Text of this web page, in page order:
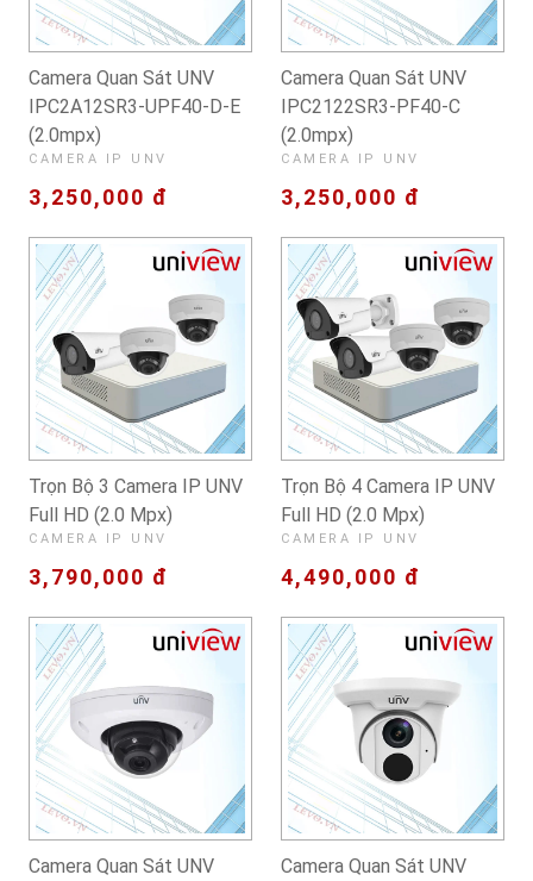
Camera Quan Sát UNV
IPC2A12SR3-UPF40-D-E
(2.0mpx)
CAMERA IP UNV
3,250,000 đ
Camera Quan Sát UNV
IPC2122SR3-PF40-C
(2.0mpx)
CAMERA IP UNV
3,250,000 đ
Trọn Bộ 3 Camera IP UNV
Full HD (2.0 Mpx)
CAMERA IP UNV
3,790,000 đ
Trọn Bộ 4 Camera IP UNV
Full HD (2.0 Mpx)
CAMERA IP UNV
4,490,000 đ
Camera Quan Sát UNV
Camera Quan Sát UNV